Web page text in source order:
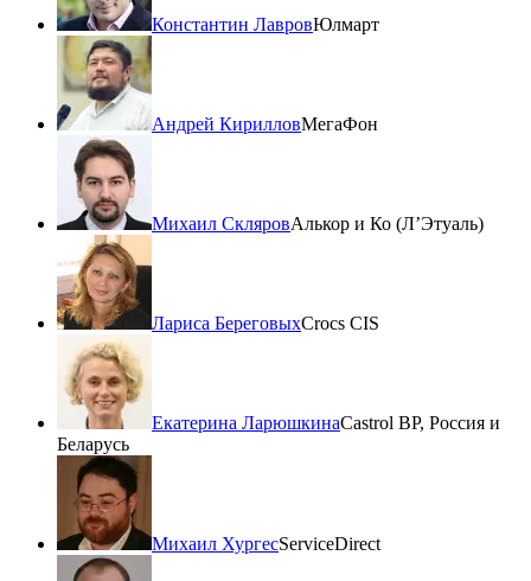
Константин ЛавровЮлмарт
Андрей КирилловМегаФон
Михаил СкляровАлькор и Ко (Л’Этуаль)
Лариса БереговыхCrocs CIS
Екатерина ЛарюшкинаCastrol BP, Россия и
Беларусь
Михаил ХургесServiceDirect